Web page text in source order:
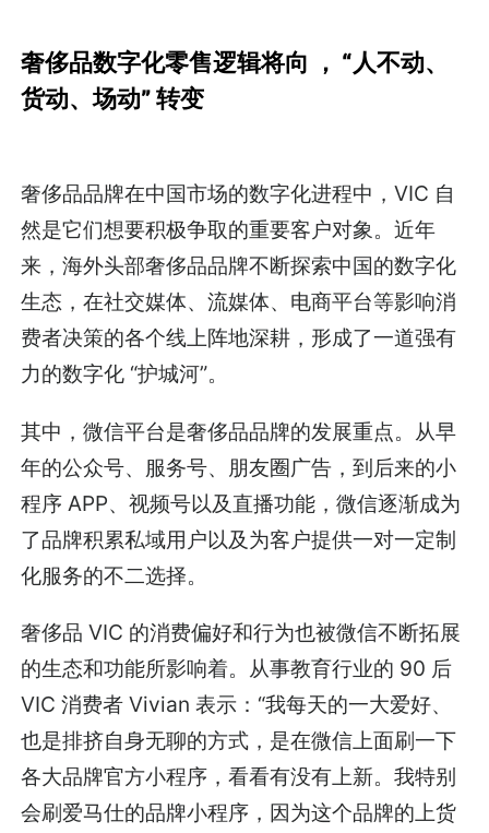
奢侈品数字化零售逻辑将向 ， “人不动、
货动、场动” 转变
奢侈品品牌在中国市场的数字化进程中，VIC 自
然是它们想要积极争取的重要客户对象。近年
来，海外头部奢侈品品牌不断探索中国的数字化
生态，在社交媒体、流媒体、电商平台等影响消
费者决策的各个线上阵地深耕，形成了一道强有
力的数字化 “护城河”。
其中，微信平台是奢侈品品牌的发展重点。从早
年的公众号、服务号、朋友圈广告，到后来的小
程序 APP、视频号以及直播功能，微信逐渐成为
了品牌积累私域用户以及为客户提供一对一定制
化服务的不二选择。
奢侈品 VIC 的消费偏好和行为也被微信不断拓展
的生态和功能所影响着。从事教育行业的 90 后
VIC 消费者 Vivian 表示：“我每天的一大爱好、
也是排挤自身无聊的方式，是在微信上面刷一下
各大品牌官方小程序，看看有没有上新。我特别
会刷爱马仕的品牌小程序，因为这个品牌的上货